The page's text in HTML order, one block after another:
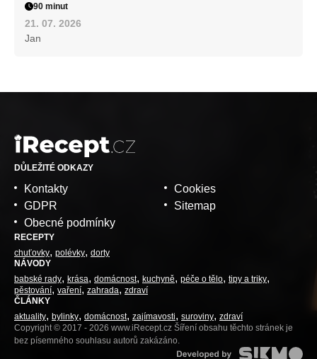
90 minut
21. 07. 2026
Jan
DŮLEŽITÉ ODKAZY
Kontakty
GDPR
Obecné podmínky
Cookies
Sitemap
RECEPTY
chuťovky polévky dorty
NÁVODY
babské rady
krása domácnost kuchyně péče o tělo tipy a triky
pěstování vaření zahrada zdraví
ČLÁNKY
aktuality
bylinky domácnost zajímavosti suroviny zdraví
Copyright © 2017 - 2026 www.iRecept.cz Šíření obsahu těchto stránek je
bez písemného souhlasu autorů zakázáno.